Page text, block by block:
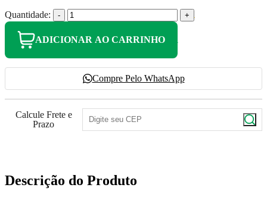
Quantidade: - +
ADICIONAR AO CARRINHO
Compre Pelo WhatsApp
Calcule Frete e
Prazo
Descrição do Produto